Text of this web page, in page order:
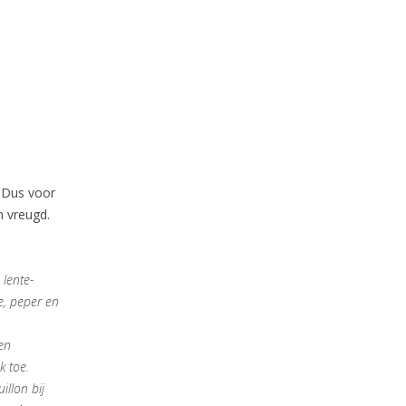
voor
vreugd.
peper en
toe.
bij